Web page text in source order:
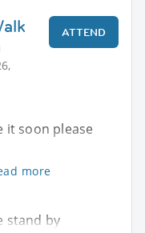
ATTEND
it soon please
more
stand by